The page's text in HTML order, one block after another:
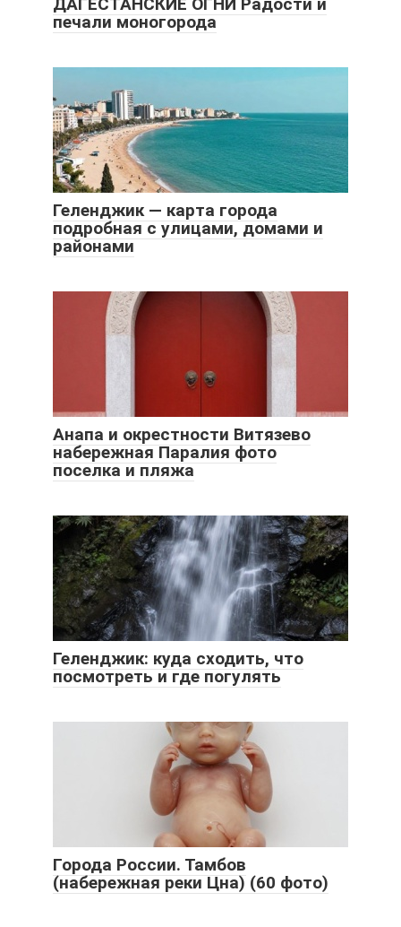
ДАГЕСТАНСКИЕ ОГНИ Радости и
печали моногорода
Геленджик — карта города
подробная с улицами, домами и
районами
Анапа и окрестности Витязево
набережная Паралия фото
поселка и пляжа
Геленджик: куда сходить, что
посмотреть и где погулять
Города России. Тамбов
(набережная реки Цна) (60 фото)